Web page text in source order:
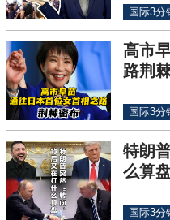
国际3分
高市
路荆
国际3分
特朗
么算
国际3分